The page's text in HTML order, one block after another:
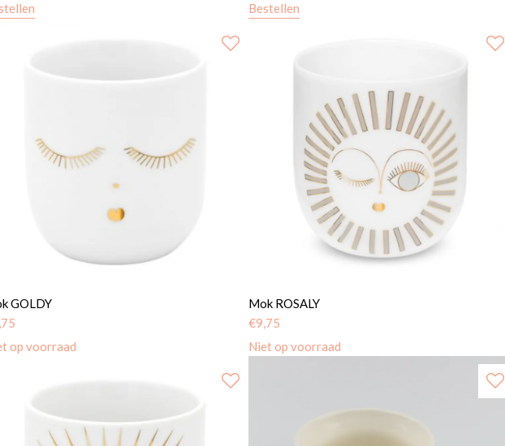
Bestellen
GOLDY
op voorraad
Mok ROSALY
€9,75
Niet op voorraad